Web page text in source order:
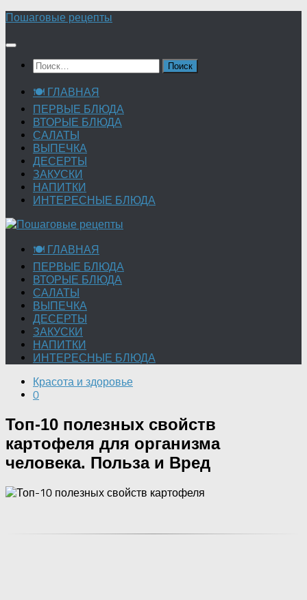
Перейти
содержимому
Пошаговые рецепты
Найти:
🍽 ГЛАВНАЯ
ПЕРВЫЕ БЛЮДА
ВТОРЫЕ БЛЮДА
САЛАТЫ
ВЫПЕЧКА
ДЕСЕРТЫ
ЗАКУСКИ
НАПИТКИ
ИНТЕРЕСНЫЕ БЛЮДА
🍽 ГЛАВНАЯ
ПЕРВЫЕ БЛЮДА
ВТОРЫЕ БЛЮДА
САЛАТЫ
ВЫПЕЧКА
ДЕСЕРТЫ
ЗАКУСКИ
НАПИТКИ
ИНТЕРЕСНЫЕ БЛЮДА
Красота и здоровье
0
Топ-10 полезных свойств
картофеля для организма
человека. Польза и Вред